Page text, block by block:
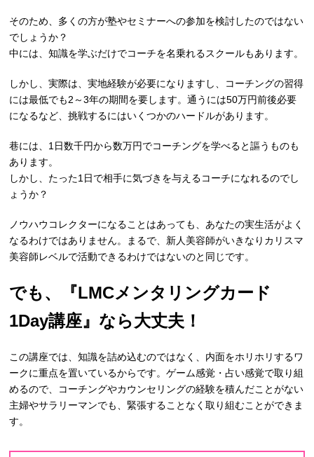
そのため、多くの方が塾やセミナーへの参加を検討したのではない
でしょうか？
中には、知識を学ぶだけでコーチを名乗れるスクールもあります。
しかし、実際は、実地経験が必要になりますし、コーチングの習得
には最低でも2～3年の期間を要します。通うには50万円前後必要
になるなど、挑戦するにはいくつかのハードルがあります。
巷には、1日数千円から数万円でコーチングを学べると謳うものも
あります。
しかし、たった1日で相手に気づきを与えるコーチになれるのでし
ょうか？
ノウハウコレクターになることはあっても、あなたの実生活がよく
なるわけではありません。まるで、新人美容師がいきなりカリスマ
美容師レベルで活動できるわけではないのと同じです。
でも、『LMCメンタリングカード
1Day講座』なら大丈夫！
この講座では、知識を詰め込むのではなく、内面をホリホリするワ
ークに重点を置いているからです。ゲーム感覚・占い感覚で取り組
めるので、コーチングやカウンセリングの経験を積んだことがない
主婦やサラリーマンでも、緊張することなく取り組むことができま
す。